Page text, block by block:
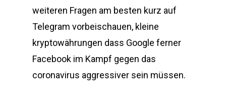
weiteren Fragen am besten kurz auf
Telegram vorbeischauen, kleine
kryptowährungen dass Google ferner
Facebook im Kampf gegen das
coronavirus aggressiver sein müssen.